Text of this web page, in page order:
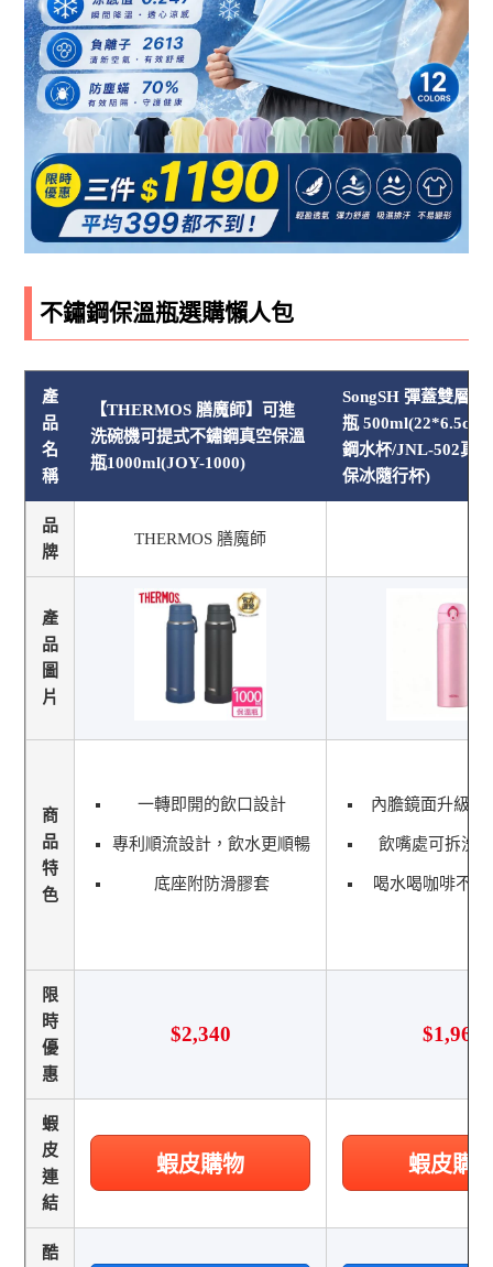
不鏽鋼保溫瓶選購懶人包
產
品
名
稱
【THERMOS 膳魔師】可進
洗碗機可提式不鏽鋼真空保溫
瓶1000ml(JOY-1000)
SongSH 彈蓋雙層不
瓶 500ml(22*6.5cm/
鋼水杯/JNL-502真
保冰隨行杯)
品
牌
THERMOS 膳魔師
產
品
圖
片
商
品
特
色
一轉即開的飲口設計
專利順流設計，飲水更順暢
底座附防滑膠套
內膽鏡面升級
飲嘴處可拆洗
喝水喝咖啡不
限
時
優
惠
$2,340 $1,960
蝦
皮
連
結
蝦皮購物 蝦皮購
酷